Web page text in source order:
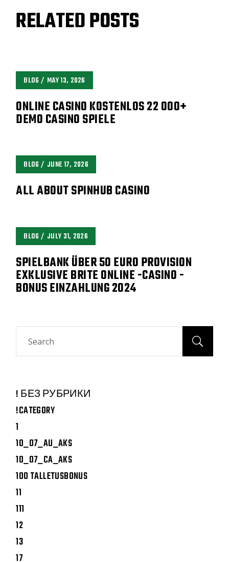
RELATED POSTS
BLOG MAY 13, 2026
ONLINE CASINO KOSTENLOS 22 000+
DEMO CASINO SPIELE
BLOG JUNE 17, 2026
ALL ABOUT SPINHUB CASINO
BLOG JULY 31, 2026
SPIELBANK ÜBER 50 EURO PROVISION
EXKLUSIVE BRITE ONLINE -CASINO -
BONUS EINZAHLUNG 2024
Search
! БЕЗ РУБРИКИ
!CATEGORY
1
10_07_AU_AKS
10_07_CA_AKS
100 TALLETUSBONUS
11
111
12
13
17